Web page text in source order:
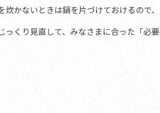
かないときは鍋を片づけておけるので
っくり見直して、みなさまに合った「必